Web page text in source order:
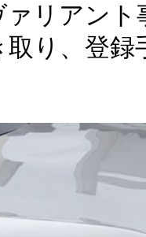
リアント
り、登録